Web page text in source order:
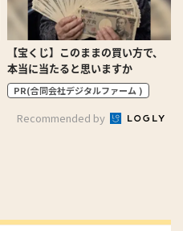
【宝くじ】このままの買い方で、
本当に当たると思いますか
PR(合同会社デジタルファーム )
Recommended by